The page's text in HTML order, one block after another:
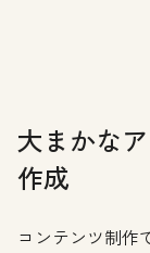
大まかな
作成
コンテンツ制作